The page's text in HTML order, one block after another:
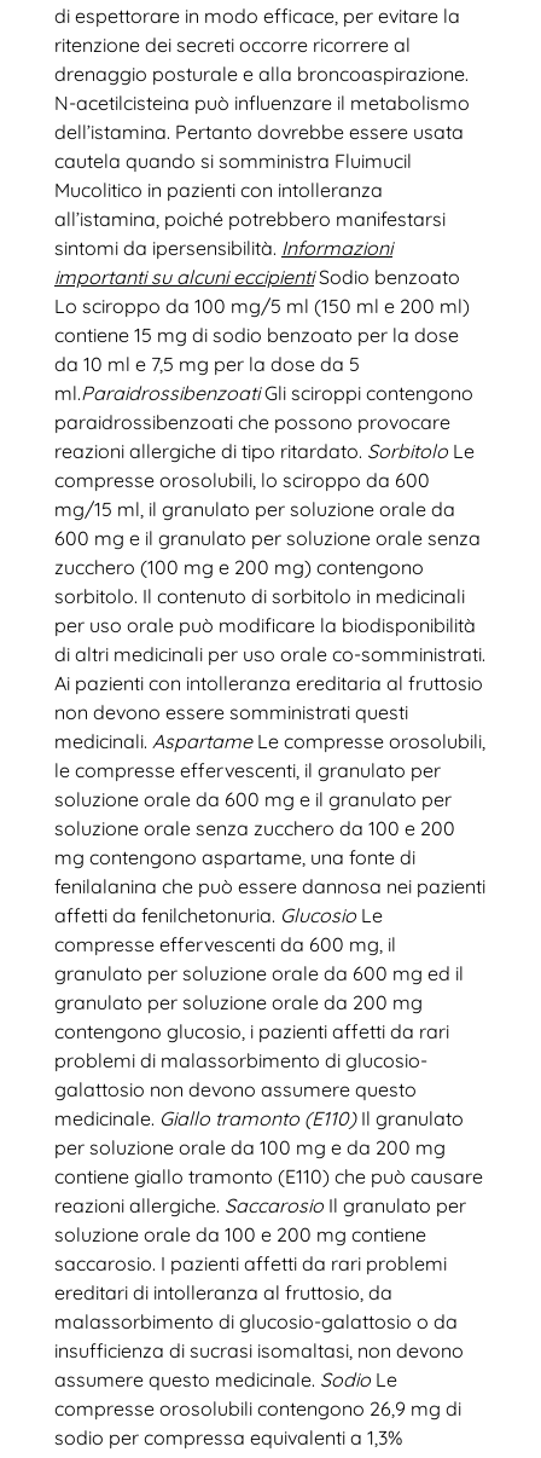
di espettorare in modo efficace, per evitare la
ritenzione dei secreti occorre ricorrere al
drenaggio posturale e alla broncoaspirazione.
N-acetilcisteina può influenzare il metabolismo
dell’istamina. Pertanto dovrebbe essere usata
cautela quando si somministra Fluimucil
Mucolitico in pazienti con intolleranza
all’istamina, poiché potrebbero manifestarsi
sintomi da ipersensibilità. Informazioni
importanti su alcuni eccipienti Sodio benzoato
Lo sciroppo da 100 mg/5 ml (150 ml e 200 ml)
contiene 15 mg di sodio benzoato per la dose
da 10 ml e 7,5 mg per la dose da 5
ml.ParaidrossibenzoatiGli sciroppi contengono
paraidrossibenzoati che possono provocare
reazioni allergiche di tipo ritardato. Sorbitolo Le
compresse orosolubili, lo sciroppo da 600
mg/15 ml, il granulato per soluzione orale da
600 mg e il granulato per soluzione orale senza
zucchero (100 mg e 200 mg) contengono
sorbitolo. Il contenuto di sorbitolo in medicinali
per uso orale può modificare la biodisponibilità
di altri medicinali per uso orale co-somministrati.
Ai pazienti con intolleranza ereditaria al fruttosio
non devono essere somministrati questi
medicinali. AspartameLe compresse orosolubili,
le compresse effervescenti, il granulato per
soluzione orale da 600 mg e il granulato per
soluzione orale senza zucchero da 100 e 200
mg contengono aspartame, una fonte di
fenilalanina che può essere dannosa nei pazienti
affetti da fenilchetonuria. Glucosio Le
compresse effervescenti da 600 mg, il
granulato per soluzione orale da 600 mg ed il
granulato per soluzione orale da 200 mg
contengono glucosio, i pazienti affetti da rari
problemi di malassorbimento di glucosio-
galattosio non devono assumere questo
medicinale. Giallo tramonto (E110)Il granulato
per soluzione orale da 100 mg e da 200 mg
contiene giallo tramonto (E110) che può causare
reazioni allergiche. Saccarosio Il granulato per
soluzione orale da 100 e 200 mg contiene
saccarosio. I pazienti affetti da rari problemi
ereditari di intolleranza al fruttosio, da
malassorbimento di glucosio-galattosio o da
insufficienza di sucrasi isomaltasi, non devono
assumere questo medicinale. Sodio Le
compresse orosolubili contengono 26,9 mg di
sodio per compressa equivalenti a 1,3%